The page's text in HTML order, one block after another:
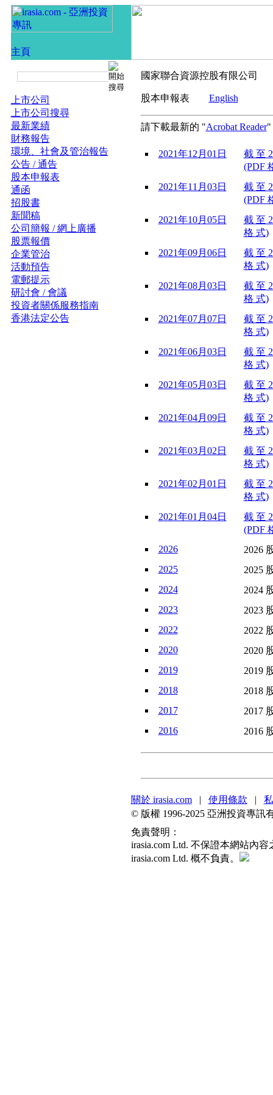
上市公司
上市公司搜尋
最新業績
財務報告
環境、社會及管治報告
公告 / 通告
股本申報表
通函
招股書
新聞稿
公司簡報 / 網上廣播
股票報價
企業管治
活動預告
電郵提示
研討會 / 會議
投資者關係服務指南
香港法定公告
國家聯合資源控股有限公司
股本申報表 English
請下載最新的 "Acrobat Reader"
2021年12月01日
截 至
(PDF
2021年11月03日
截 至
(PDF
2021年10月05日
截 至
格 式)
2021年09月06日
截 至
格 式)
2021年08月03日
截 至
格 式)
2021年07月07日
截 至
格 式)
2021年06月03日
截 至
格 式)
2021年05月03日
截 至
格 式)
2021年04月09日
截 至
格 式)
2021年03月02日
截 至
格 式)
2021年02月01日
截 至
格 式)
2021年01月04日
截 至
(PDF
2026
2026
2025
2025
2024
2024
2023
2023
2022
2022
2020
2020
2019
2019
2018
2018
2017
2017
2016
2016
關於 irasia.com| 使用條款 |
© 版權 1996-2025 亞洲投資專訊
免責聲明：
irasia.com Ltd. 不保證本網站內
irasia.com Ltd. 概不負責。